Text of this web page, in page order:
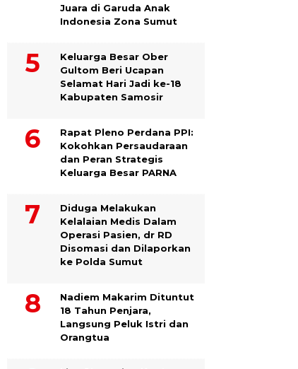
Juara di Garuda Anak
Indonesia Zona Sumut
Keluarga Besar Ober
Gultom Beri Ucapan
Selamat Hari Jadi ke-18
Kabupaten Samosir
Rapat Pleno Perdana PPI:
Kokohkan Persaudaraan
dan Peran Strategis
Keluarga Besar PARNA
Diduga Melakukan
Kelalaian Medis Dalam
Operasi Pasien, dr RD
Disomasi dan Dilaporkan
ke Polda Sumut
​Nadiem Makarim Dituntut
18 Tahun Penjara,
Langsung Peluk Istri dan
Orangtua